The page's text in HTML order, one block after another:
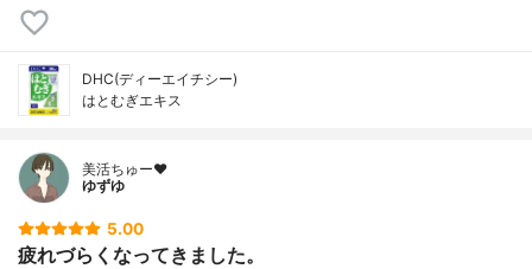
DHC(ディーエイチシー)
はとむぎエキス
美活ちゅー❤️
ゆずゆ
5.00
疲れづらくなってきました。